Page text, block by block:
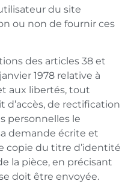
du site
ou non de fournir ces
des articles 38 et
1978 relative à
aux libertés, tout
d’accès, de rectification
personnelles le
demande écrite et
copie du titre d’identité
la pièce, en précisant
doit être envoyée.